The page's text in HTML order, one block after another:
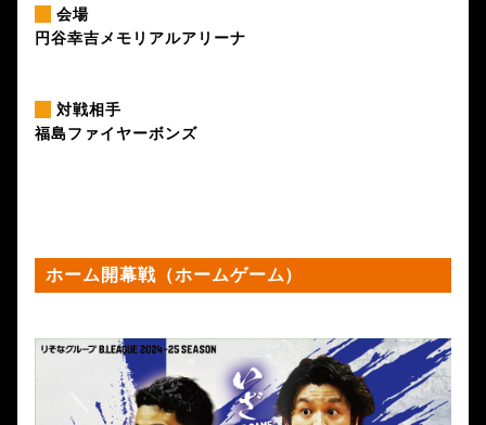
会場
円谷幸吉メモリアルアリーナ
対戦相手
福島ファイヤーボンズ
ホーム開幕戦（ホームゲーム）